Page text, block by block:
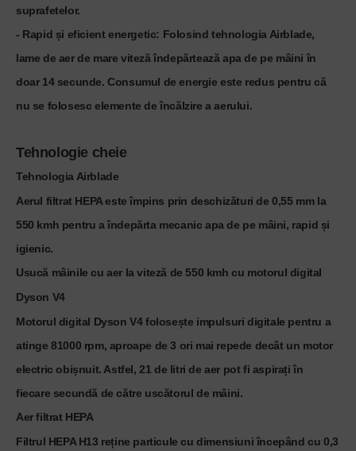
suprafetelor.
- Rapid și eficient energetic: Folosind tehnologia Airblade,
lame de aer de mare viteză îndepărtează apa de pe mâini în
doar 14 secunde. Consumul de energie este redus pentru că
nu se folosesc elemente de încălzire a aerului.
Tehnologie cheie
Tehnologia Airblade
Aerul filtrat HEPA este împins prin deschizături de 0,55 mm la
550 kmh pentru a îndepărta mecanic apa de pe mâini, rapid și
igienic.
Usucă mâinile cu aer la viteză de 550 kmh cu motorul digital
Dyson V4
Motorul digital Dyson V4 folosește impulsuri digitale pentru a
atinge 81000 rpm, aproape de 3 ori mai repede decât un motor
electric obișnuit. Astfel, 21 de litri de aer pot fi aspirați în
fiecare secundă de către uscătorul de mâini.
Aer filtrat HEPA
Filtrul HEPA H13 reține particule cu dimensiuni începând cu 0,3